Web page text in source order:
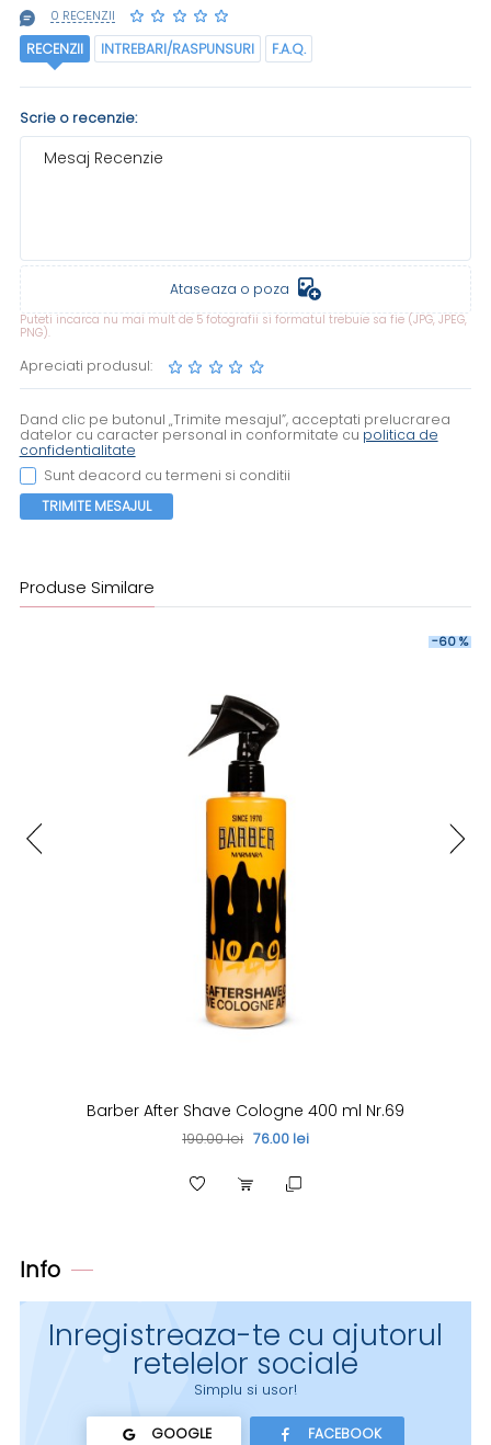
0 RECENZII
RECENZII INTREBARI/RASPUNSURI F.A.Q.
Scrie o recenzie:
Mesaj Recenzie
Ataseaza o poza
Puteti incarca nu mai mult de 5 fotografii si formatul trebuie sa fie (JPG, JPEG,
PNG).
Apreciati produsul:
Dand clic pe butonul „Trimite mesajul”, acceptati prelucrarea
datelor cu caracter personal in conformitate cu politica de
confidentialitate
Sunt deacord cu termeni si conditii
TRIMITE MESAJUL
Produse Similare
-60 %
Barber After Shave Cologne 400 ml Nr.69
190.00 lei 76.00 lei
Info
Inregistreaza-te cu ajutorul
retelelor sociale
Simplu si usor!
GOOGLE FACEBOOK